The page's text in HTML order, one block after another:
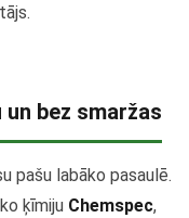
bez smaržas
pašu labāko pasaulē.
ķīmiju Chemspec,